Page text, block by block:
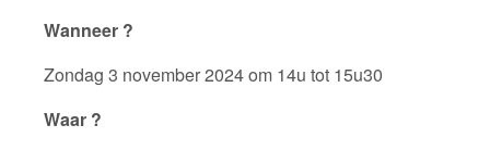
Wanneer ?
Zondag 3 november 2024 om 14u tot 15u30
Waar ?